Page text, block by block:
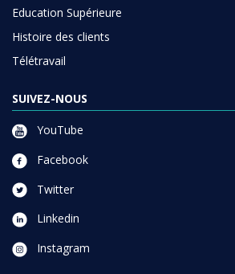
Education Supérieure
Histoire des clients
Télétravail
SUIVEZ-NOUS
YouTube
Facebook
Twitter
Linkedin
Instagram